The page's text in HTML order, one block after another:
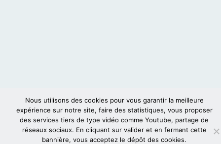
Nous utilisons des cookies pour vous garantir la meilleure
expérience sur notre site, faire des statistiques, vous proposer
des services tiers de type vidéo comme Youtube, partage de
réseaux sociaux. En cliquant sur valider et en fermant cette
bannière, vous acceptez le dépôt des cookies.